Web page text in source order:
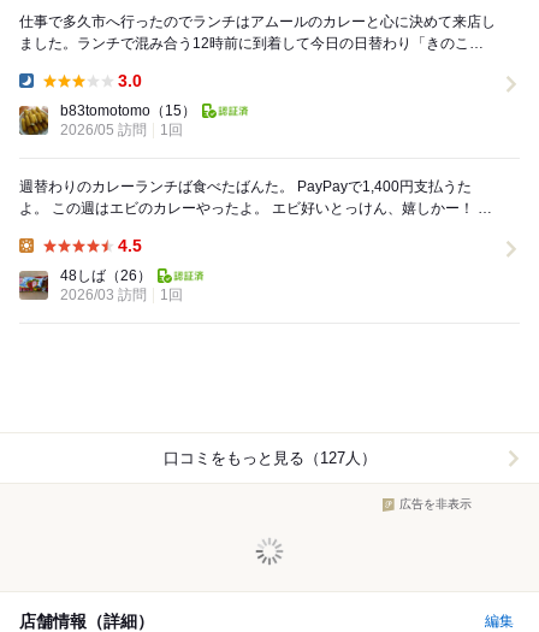
仕事で多久市へ行ったのでランチはアムールのカレーと心に決めて来店し
ました。ランチで混み合う12時前に到着して今日の日替わり「きのこと
3.0
b83tomotomo （15）
2026/05 訪問
1回
週替わりのカレーランチば食べたばんた。 PayPayで1,400円支払うた
よ。 この週はエビのカレーやったよ。 エビ好いとっけん、嬉しかー！ ぶ
4.5
48しば （26）
2026/03 訪問
1回
口コミをもっと見る（127人）
広告を非表示
店舗情報（詳細） 編集